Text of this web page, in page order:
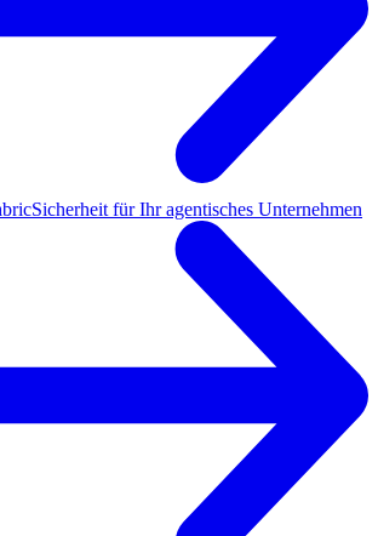
Sicherheit für Ihr agentisches Unternehmen